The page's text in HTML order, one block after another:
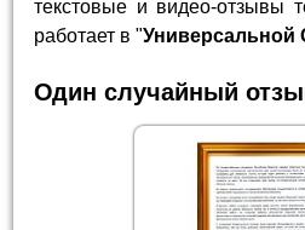
текстовые и видео-отзывы
работает в "Универсальной
Один случайный